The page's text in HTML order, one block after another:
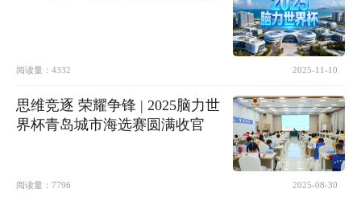
阅读量： 4332 2025-11-10
思维竞逐 荣耀争锋 | 2025脑力世
界杯青岛城市海选赛圆满收官
阅读量： 7796 2025-08-30